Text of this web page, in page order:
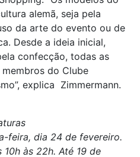
alemã, seja pela
da arte do evento ou de
Desde a ideia inicial,
confecção, todas as
do Clube
explica Zimmermann.
feira, dia 24 de fevereiro.
às 22h. Até 19 de